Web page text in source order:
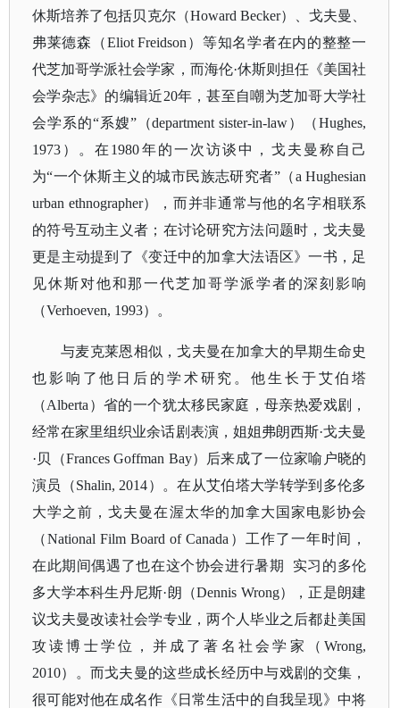
休斯培养了包括贝克尔（Howard Becker）、戈夫曼、
弗莱德森（Eliot Freidson）等知名学者在内的整整一
代芝加哥学派社会学家，而海伦·休斯则担任《美国社
会学杂志》的编辑近20年，甚至自嘲为芝加哥大学社
会学系的“系嫂”（department sister-in-law）（Hughes,
1973）。在1980年的一次访谈中，戈夫曼称自己
为“一个休斯主义的城市民族志研究者”（a Hughesian
urban ethnographer），而并非通常与他的名字相联系
的符号互动主义者；在讨论研究方法问题时，戈夫曼
更是主动提到了《变迁中的加拿大法语区》一书，足
见休斯对他和那一代芝加哥学派学者的深刻影响
（Verhoeven, 1993）。
与麦克莱恩相似，戈夫曼在加拿大的早期生命史
也影响了他日后的学术研究。他生长于艾伯塔
（Alberta）省的一个犹太移民家庭，母亲热爱戏剧，
经常在家里组织业余话剧表演，姐姐弗朗西斯·戈夫曼
·贝（Frances Goffman Bay）后来成了一位家喻户晓的
演员（Shalin, 2014）。在从艾伯塔大学转学到多伦多
大学之前，戈夫曼在渥太华的加拿大国家电影协会
（National Film Board of Canada）工作了一年时间，
在此期间偶遇了也在这个协会进行暑期 实习的多伦
多大学本科生丹尼斯·朗（Dennis Wrong），正是朗建
议戈夫曼改读社会学专业，两个人毕业之后都赴美国
攻读博士学位，并成了著名社会学家（Wrong,
2010）。而戈夫曼的这些成长经历中与戏剧的交集，
很可能对他在成名作《日常生活中的自我呈现》中将